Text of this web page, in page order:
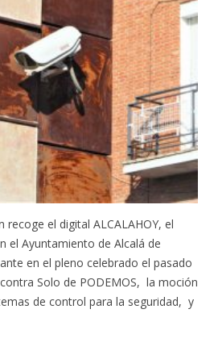
recoge el digital ALCALAHOY, el
el Ayuntamiento de Alcalá de
en el pleno celebrado el pasado
Solo de PODEMOS, la moción
de control para la seguridad, y